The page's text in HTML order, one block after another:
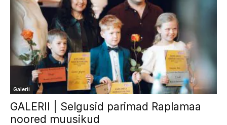
Galerii
GALERII | Selgusid parimad Raplamaa
noored muusikud